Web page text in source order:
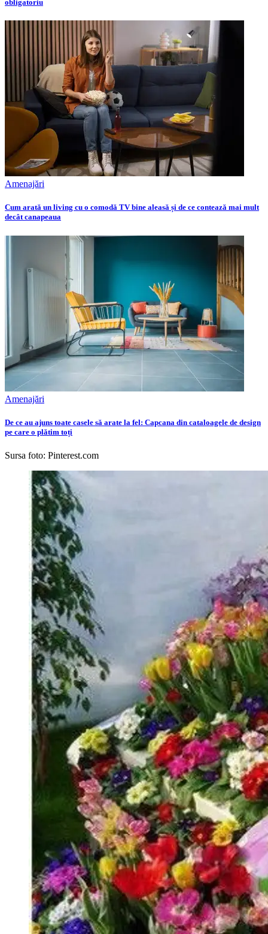
obligatoriu
Amenajări
Cum arată un living cu o comodă TV bine aleasă și de ce contează mai mult
decât canapeaua
Amenajări
De ce au ajuns toate casele să arate la fel: Capcana din cataloagele de design
pe care o plătim toți
Sursa foto: Pinterest.com